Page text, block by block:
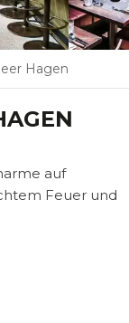
Hagen
auf
Feuer und